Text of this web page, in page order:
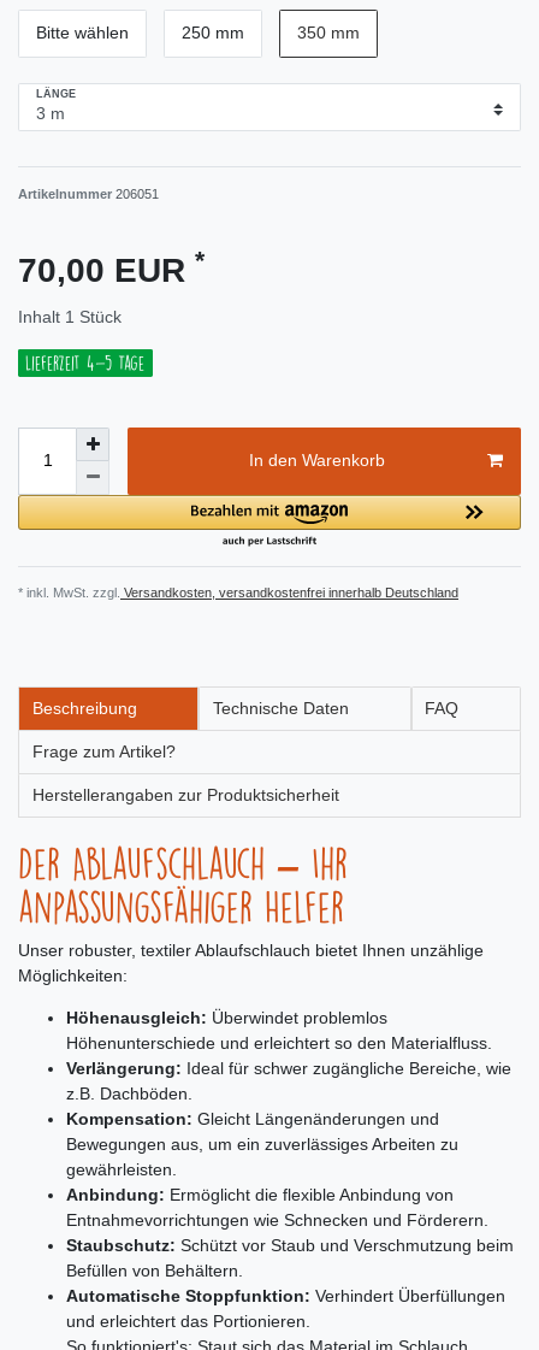
Bitte wählen 250 mm 350 mm
LÄNGE
Artikelnummer 206051
70,00 EUR *
Inhalt 1 Stück
Lieferzeit 4-5 Tage
In den Warenkorb
* inkl. MwSt. zzgl. Versandkosten, versandkostenfrei innerhalb Deutschland
Beschreibung Technische Daten FAQ
Frage zum Artikel?
Herstellerangaben zur Produktsicherheit
Der Ablaufschlauch – Ihr
anpassungsfähiger Helfer
Unser robuster, textiler Ablaufschlauch bietet Ihnen unzählige
Möglichkeiten:
Höhenausgleich: Überwindet problemlos
Höhenunterschiede und erleichtert so den Materialfluss.
Verlängerung: Ideal für schwer zugängliche Bereiche, wie
z.B. Dachböden.
Kompensation: Gleicht Längenänderungen und
Bewegungen aus, um ein zuverlässiges Arbeiten zu
gewährleisten.
Anbindung: Ermöglicht die flexible Anbindung von
Entnahmevorrichtungen wie Schnecken und Förderern.
Staubschutz: Schützt vor Staub und Verschmutzung beim
Befüllen von Behältern.
Automatische Stoppfunktion: Verhindert Überfüllungen
und erleichtert das Portionieren.